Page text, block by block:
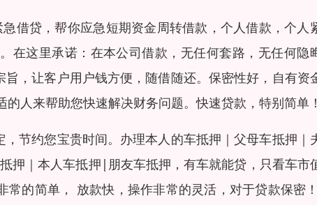
借贷，帮你应急短期资金周转借款，个人借款，个人
在这里承诺：在本公司借款，无任何套路，无任何隐
，让客户用户钱方便，随借随还。保密性好，自有资
人来帮助您快速解决财务问题。快速贷款，特别简单
节约您宝贵时间。办理本人的车抵押｜父母车抵押｜
押｜本人车抵押|朋友车抵押，有车就能贷，只看车市
的简单， 放款快，操作非常的灵活，对于贷款保密